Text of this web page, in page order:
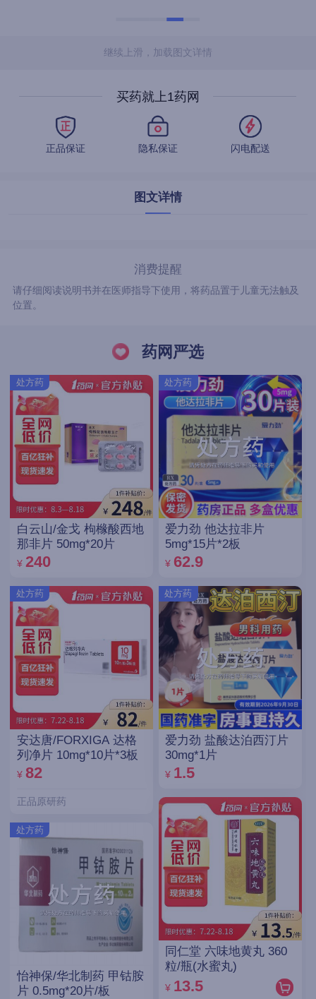
继续上滑，加载图文详情
买药就上1药网
正品保证 隐私保证 闪电配送
图文详情
消费提醒
请仔细阅读说明书并在医师指导下使用，将药品置于儿童无法触及
位置。
药网严选
处方药
白云山/金戈 枸橼酸西地
那非片 50mg*20片
¥ 240
处方药
安达唐/FORXIGA 达格
列净片 10mg*10片*3板
¥ 82
正品原研药
处方药
怡神保/华北制药 甲钴胺
片 0.5mg*20片/板
处方药
爱力劲 他达拉非片
5mg*15片*2板
¥ 62.9
处方药
爱力劲 盐酸达泊西汀片
30mg*1片
¥ 1.5
同仁堂 六味地黄丸 360
粒/瓶(水蜜丸)
¥ 13.5